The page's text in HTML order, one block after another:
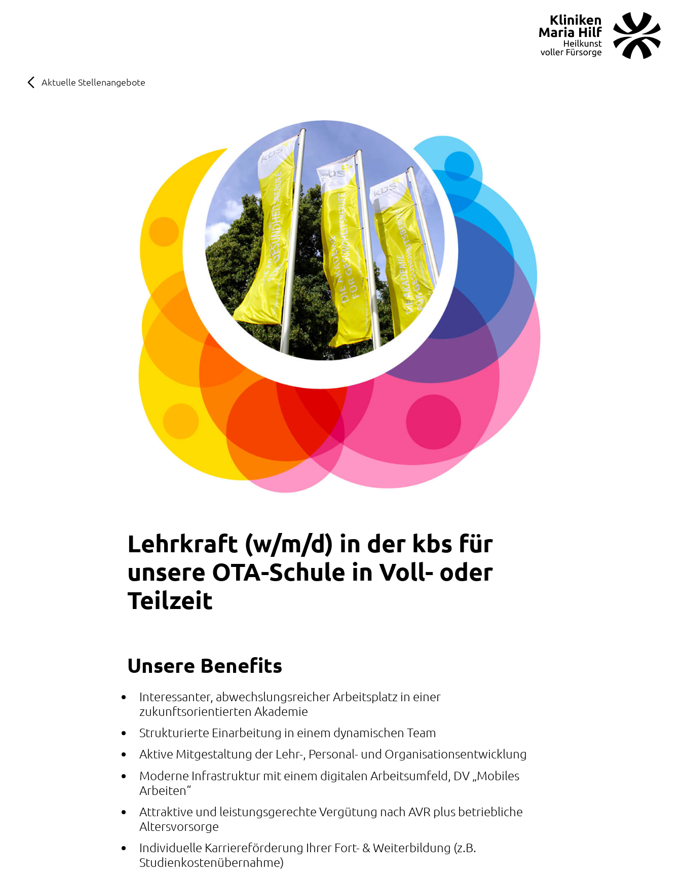
Aktuelle Stellenangebote
Lehrkraft (w/m/d) in der kbs für
unsere OTA-Schule in Voll- oder
Teilzeit
Unsere Benefits
Interessanter, abwechslungsreicher Arbeitsplatz in einer
zukunftsorientierten Akademie
Strukturierte Einarbeitung in einem dynamischen Team
Aktive Mitgestaltung der Lehr-, Personal- und Organisationsentwicklung
Moderne Infrastruktur mit einem digitalen Arbeitsumfeld, DV „Mobiles
Arbeiten“
Attraktive und leistungsgerechte Vergütung nach AVR plus betriebliche
Altersvorsorge
Individuelle Karriereförderung Ihrer Fort- & Weiterbildung (z.B.
Studienkostenübernahme)